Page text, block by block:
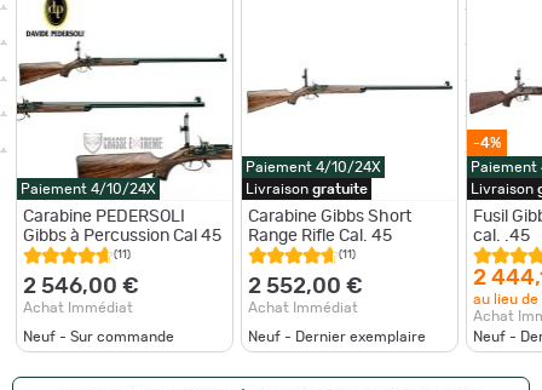
Paiement 4/10/24X
Carabine PEDERSOLI
Gibbs à Percussion Cal 45
(11)
2 546,00 €
Achat Immédiat
Neuf - Sur commande
Paiement 4/10/24X
Livraison gratuite
Carabine Gibbs Short
Range Rifle Cal. 45
(11)
2 552,00 €
Achat Immédiat
Neuf - Dernier exemplaire
-4%
Livraison
Fusil
cal. .45
2
au lieu de
Achat
Neuf -